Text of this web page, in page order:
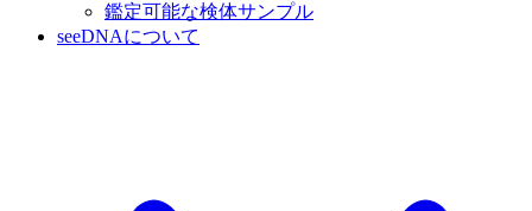
鑑定可能な検体サンプル
seeDNAについて